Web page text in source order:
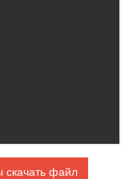
скачать файл